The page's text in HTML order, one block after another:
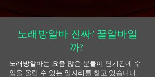
노래방알바 진짜? 꿀알바일
까?
노래방알바는 요즘 많은 분들이 단기간에 수
입을 올릴 수 있는 일자리를 찾고 있습니다.